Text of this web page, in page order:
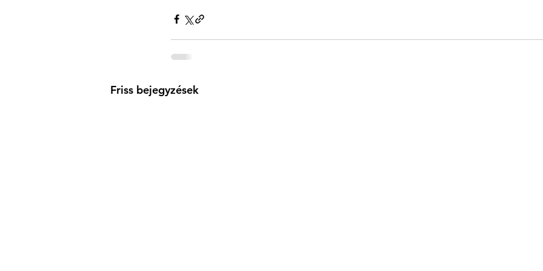
Friss bejegyzések